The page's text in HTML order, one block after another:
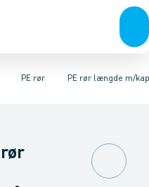
Muffer, klemmer &
PE rør
Duktiljern fittingsPE rør længde m/
m/kappe PE rør længde u/
rør